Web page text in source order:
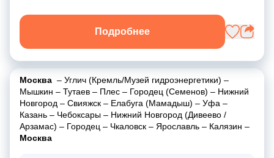
Подробнее
Москва – Углич (Кремль/Музей гидроэнергетики) –
Мышкин – Тутаев – Плес – Городец (Семенов) – Нижний
Новгород – Свияжск – Елабуга (Мамадыш) – Уфа –
Казань – Чебоксары – Нижний Новгород (Дивеево /
Арзамас) – Городец – Чкаловск – Ярославль – Калязин –
Москва